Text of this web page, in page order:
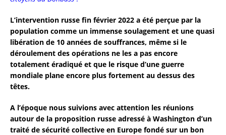
L’intervention russe fin février 2022 a été perçue par la
population comme un immense soulagement et une quasi
libération de 10 années de souffrances, même si le
déroulement des opérations ne les a pas encore
totalement éradiqué et que le risque d’une guerre
mondiale plane encore plus fortement au dessus des
têtes.
A l’époque nous suivions avec attention les réunions
autour de la proposition russe adressé à Washington d’un
traité de sécurité collective en Europe fondé sur un bon